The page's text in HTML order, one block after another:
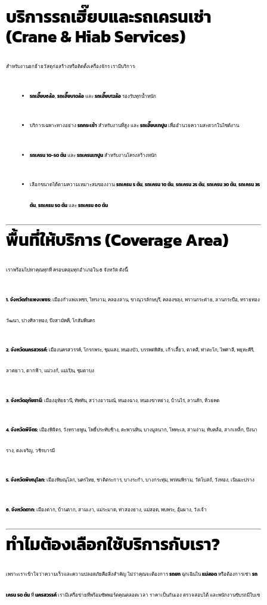
บริการรถเฮี๊ยบและรถเครนเช่า
(Crane & Hiab Services)
สำหรับงานยกย้ายวัสดุก่อสร้างหรือติดตั้งเครื่องจักร เรามีบริการ:
รถเฮี๊ยบ6ล้อ,รถเฮี๊ยบ10ล้อและรถเฮี๊ยบ12ล้อรองรับทุกน้ำหนัก
บริการเฉพาะทางอย่างรถกระเช้าสำหรับงานที่สูง และรถเฮี๊ยบเทปูนเพื่ออำนวยความสะดวกในไซต์งาน
รถเครน 10-50 ตันและรถเครนเทปูนสำหรับงานโครงสร้างหนัก
เลือกขนาดได้ตามความเหมาะสมของงาน:รถเครน 5 ตัน,รถเครน 10 ตัน,รถเครน 25 ตัน,รถเครน 30 ตัน,รถเครน 35
ตัน,รถเครน 50 ตันและรถเครน 60 ตัน
พื้นที่ให้บริการ (Coverage Area)
เราพร้อมไปหาคุณทุกที่ ครอบคลุมทุกอำเภอใน 6 จังหวัด ดังนี้:
1. จังหวัดกำแพงเพชร:เมืองกำแพงเพชร, ไทรงาม, คลองลาน, ขาณุวรลักษบุรี, คลองขลุง, พรานกระต่าย, ลานกระบือ, ทรายทอง
วัฒนา, ปางศิลาทอง, บึงสามัคคี, โกสัมพีนคร
2. จังหวัดนครสวรรค์:เมืองนครสวรรค์, โกรกพระ, ชุมแสง, หนองบัว, บรรพตพิสัย, เก้าเลี้ยว, ตาคลี, ท่าตะโก, ไพศาลี, พยุหะคีรี,
ลาดยาว, ตากฟ้า, แม่วงก์, แม่เปิน, ชุมตาบง
3. จังหวัดอุทัยธานี:เมืองอุทัยธานี, ทัพทัน, สว่างอารมณ์, หนองฉาง, หนองขาหย่าง, บ้านไร่, ลานสัก, ห้วยคต
4. จังหวัดพิจิตร:เมืองพิจิตร, วังทรายพูน, โพธิ์ประทับช้าง, ตะพานหิน, บางมูลนาก, โพทะเล, สามง่าม, ทับคล้อ, สากเหล็ก, บึงนา
ราง, ดงเจริญ, วชิรบารมี
5. จังหวัดพิษณุโลก:เมืองพิษณุโลก, นครไทย, ชาติตระการ, บางระกำ, บางกระทุ่ม, พรหมพิราม, วัดโบสถ์, วังทอง, เนินมะปราง
6. จังหวัดตาก:เมืองตาก, บ้านตาก, สามเงา, แม่ระมาด, ท่าสองยาง, แม่สอด, พบพระ, อุ้มผาง, วังเจ้า
ทำไมต้องเลือกใช้บริการกับเรา?
เพราะเราเข้าใจว่าความเร็วและความปลอดภัยคือสิ่งสำคัญ ไม่ว่าคุณจะต้องการรถยกฉุกเฉินในแม่สอดหรือต้องการเช่า รถ
เครน 50 ตันที่นครสวรรค์เรามีเครือข่ายที่พร้อมซัพพอร์ตคุณตลอดเวลา ราคาเป็นกันเอง ตรวจสอบได้ และพนักงานขับรถมีใบเซ